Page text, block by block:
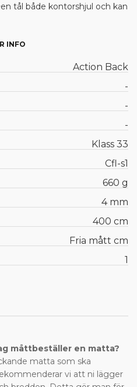
tål både kontorshjul och kan
INFO
Action Back
-
-
-
Klass 33
Cfl-s1
660 g
4 mm
400 cm
Fria mått cm
1
måttbeställer en matta?
matta som ska
vi att ni lägger